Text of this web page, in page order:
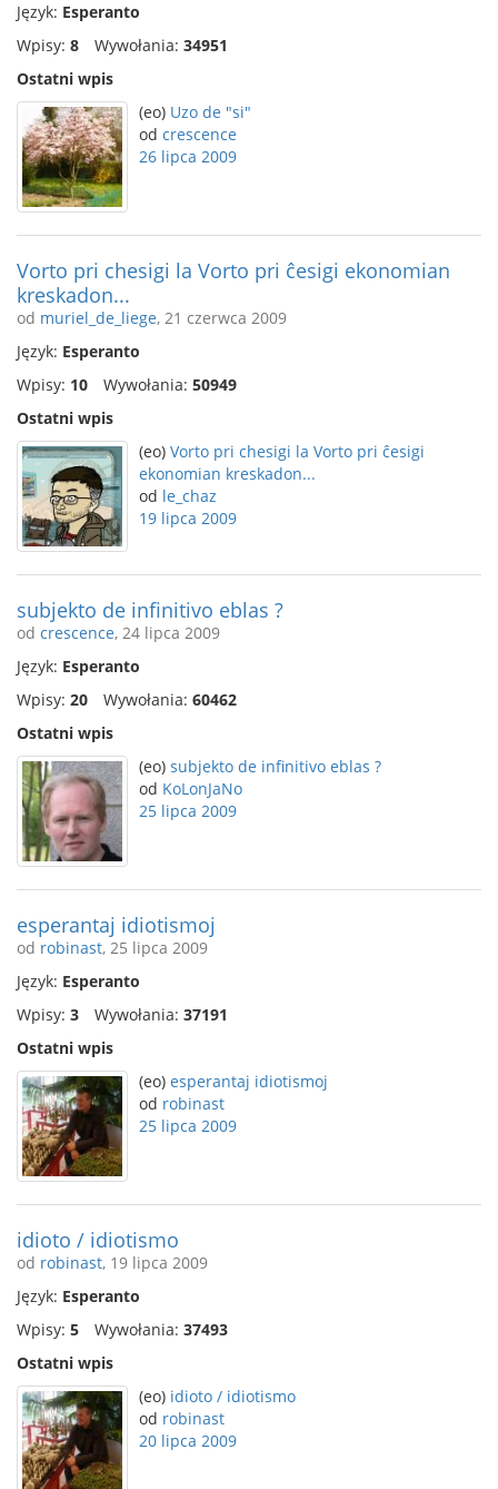
Język: Esperanto
Wpisy: 8 Wywołania: 34951
Ostatni wpis
(eo) Uzo de "si"
od crescence
26 lipca 2009
Vorto pri chesigi la Vorto pri ĉesigi ekonomian
kreskadon...
od muriel_de_liege, 21 czerwca 2009
Język: Esperanto
Wpisy: 10 Wywołania: 50949
Ostatni wpis
(eo) Vorto pri chesigi la Vorto pri ĉesigi
ekonomian kreskadon...
od le_chaz
19 lipca 2009
subjekto de infinitivo eblas ?
od crescence, 24 lipca 2009
Język: Esperanto
Wpisy: 20 Wywołania: 60462
Ostatni wpis
(eo) subjekto de infinitivo eblas ?
od KoLonJaNo
25 lipca 2009
esperantaj idiotismoj
od robinast, 25 lipca 2009
Język: Esperanto
Wpisy: 3 Wywołania: 37191
Ostatni wpis
(eo) esperantaj idiotismoj
od robinast
25 lipca 2009
idioto / idiotismo
od robinast, 19 lipca 2009
Język: Esperanto
Wpisy: 5 Wywołania: 37493
Ostatni wpis
(eo) idioto / idiotismo
od robinast
20 lipca 2009